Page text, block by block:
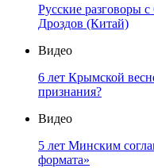
Русские разговоры
Дроздов (Китай)
Видео
6 лет Крымской
признания?
Видео
5 лет Минским
формата»